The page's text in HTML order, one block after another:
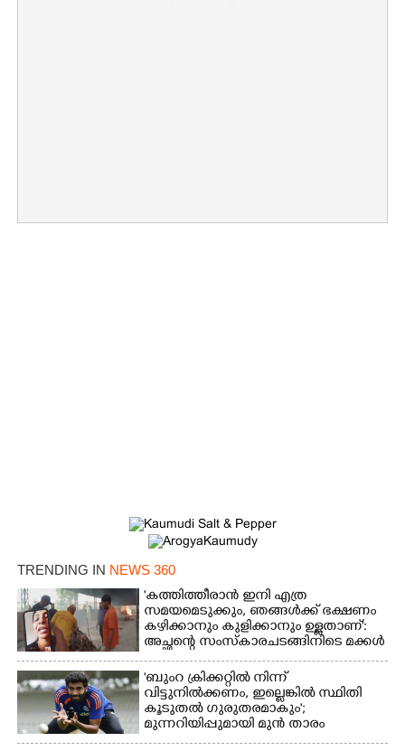
TRENDING IN NEWS 360
'കത്തിത്തീരാൻ ഇനി എത്ര
സമയമെടുക്കും, ഞങ്ങൾക്ക് ഭക്ഷണം
കഴിക്കാനും കുളിക്കാനും ഉള്ളതാണ്':
അച്ഛന്റെ സംസ്കാരചടങ്ങിനിടെ മക്കൾ
'ബുംറ ക്രിക്കറ്റിൽ നിന്ന്
വിട്ടുനിൽക്കണം, ഇല്ലെങ്കിൽ സ്ഥിതി
കൂടുതൽ ഗുരുതരമാകും';
മുന്നറിയിപ്പുമായി മുൻ താരം
Copy Link